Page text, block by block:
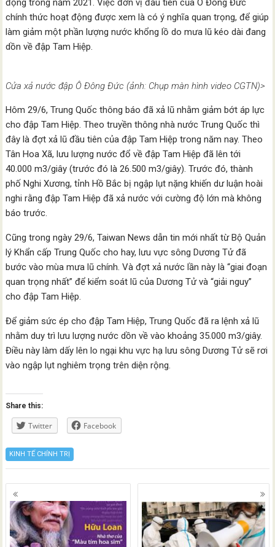
động trong năm 2021. Việc đơn vị đầu tiên của Ô Đông Đức
chính thức hoạt động được xem là có ý nghĩa quan trọng, để giúp
làm giảm một phần lượng nước khổng lồ do mưa lũ kéo dài đang
dồn về đập Tam Hiệp.
Cửa xả nước đập Ô Đông Đức (ảnh: Chụp màn hình video CGTN)>
Hôm 29/6, Trung Quốc thông báo đã xả lũ nhằm giảm bớt áp lực
cho đập Tam Hiệp. Theo truyền thông nhà nước Trung Quốc thì
đây là đợt xả lũ đầu tiên của đập Tam Hiệp trong năm nay. Theo
Tân Hoa Xã, lưu lượng nước đổ về đập Tam Hiệp đã lên tới
40.000 m3/giây (trước đó là 26.500 m3/giây). Trước đó, thành
phố Nghi Xương, tỉnh Hồ Bắc bị ngập lụt nặng khiến dư luận hoài
nghi rằng đập Tam Hiệp đã xả nước với cường độ lớn mà không
báo trước.
Cũng trong ngày 29/6, Taiwan News dẫn tin mới nhất từ Bộ Quản
lý Khẩn cấp Trung Quốc cho hay, lưu vực sông Dương Tử đã
bước vào mùa mưa lũ chính. Và đợt xả nước lần này là “giai đoạn
quan trọng nhất” để kiểm soát lũ của Dương Tử và “giải nguy”
cho đập Tam Hiệp.
Để giảm sức ép cho đập Tam Hiệp, Trung Quốc đã ra lệnh xả lũ
nhằm duy trì lưu lượng nước dồn về vào khoảng 35.000 m3/giây.
Điều này làm dấy lên lo ngại khu vực hạ lưu sông Dương Tử sẽ rơi
vào ngập lụt nghiêm trọng trên diện rộng.
Share this:
Twitter Facebook
KINH TẾ CHÍNH TRỊ
Posts
navigation